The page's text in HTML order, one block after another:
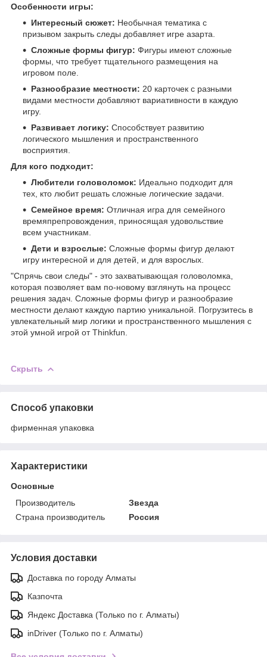
Особенности игры:
Интересный сюжет: Необычная тематика с
призывом закрыть следы добавляет игре азарта.
Сложные формы фигур: Фигуры имеют сложные
формы, что требует тщательного размещения на
игровом поле.
Разнообразие местности: 20 карточек с разными
видами местности добавляют вариативности в каждую
игру.
Развивает логику: Способствует развитию
логического мышления и пространственного
восприятия.
Для кого подходит:
Любители головоломок: Идеально подходит для
тех, кто любит решать сложные логические задачи.
Семейное время: Отличная игра для семейного
времяпрепровождения, приносящая удовольствие
всем участникам.
Дети и взрослые: Сложные формы фигур делают
игру интересной и для детей, и для взрослых.
"Спрячь свои следы" - это захватывающая головоломка,
которая позволяет вам по-новому взглянуть на процесс
решения задач. Сложные формы фигур и разнообразие
местности делают каждую партию уникальной. Погрузитесь в
увлекательный мир логики и пространственного мышления с
этой умной игрой от Thinkfun.
Скрыть
Способ упаковки
фирменная упаковка
Характеристики
Основные
Производитель
Звезда
Страна производитель
Россия
Условия доставки
Доставка по городу Алматы
Казпочта
Яндекс Доставка (Только по г. Алматы)
inDriver (Только по г. Алматы)